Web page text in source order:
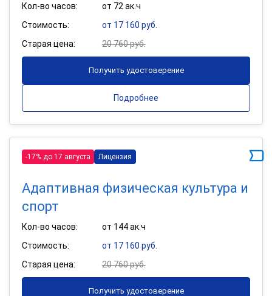
Кол-во часов:
от 72 ак.ч
Стоимость:
от 17 160 руб.
Старая цена:
20 760 руб.
Получить удостоверение
Подробнее
-17% до 17 августа Лицензия
Адаптивная физическая культура и
спорт
Кол-во часов:
от 144 ак.ч
Стоимость:
от 17 160 руб.
Старая цена:
20 760 руб.
Получить удостоверение